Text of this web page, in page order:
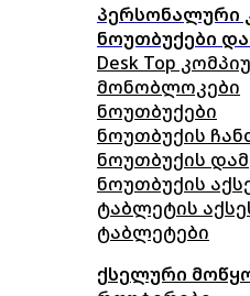
პერსონალური
ნოუთბუქები
Desk Top
მონობლოკები
ნოუთბუქები
ნოუთბუქის
ნოუთბუქის
ნოუთბუქის
ტაბლეტის
ტაბლეტები
ქსელური